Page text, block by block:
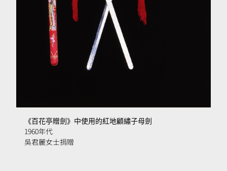
《百花亭贈劍》中使用的紅地顧繡子母劍
1960年代
吳君麗女士捐贈